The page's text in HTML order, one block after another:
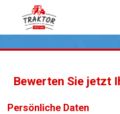
Über
Bewerten Sie jetzt
Persönliche Daten